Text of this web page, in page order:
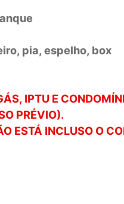
pia, espelho, box
IPTU E
PRÉVIO).
ESTÁ INCLUSO O